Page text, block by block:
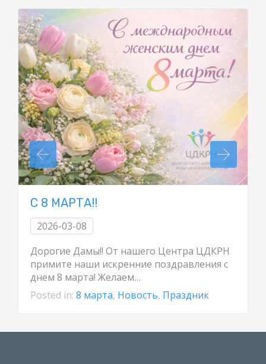
С 8 МАРТА!!
2026-03-08
Дорогие Дамы!! От нашего Центра ЦДКРН
примите наши искренние поздравления с
днем 8 марта! Желаем…
Posted in: 8 марта, Новость, Праздник